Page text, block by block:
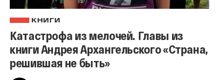
КНИГИ
Катастрофа из мелочей. Главы из
книги Андрея Архангельского «Страна,
решившая не быть»